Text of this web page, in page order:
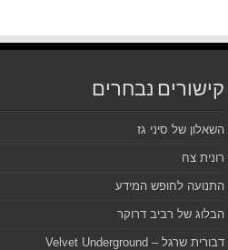
קישורים נבחרים
השאלון של סיני גז
רונית צח
התנועה לחופש המידע
הבלוג של רביב דרוקר
דבורית שרגל – Velvet Underground